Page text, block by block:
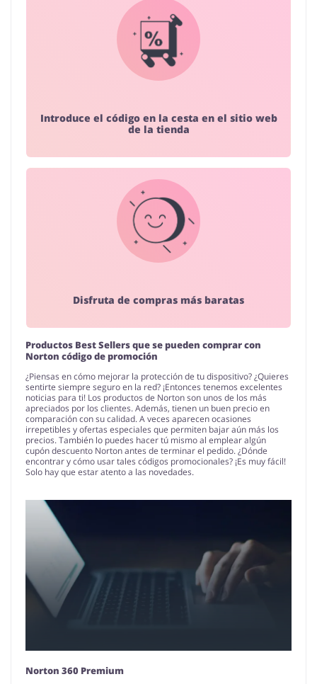
Introduce el código en la cesta en el sitio web
de la tienda
Disfruta de compras más baratas
Productos Best Sellers que se pueden comprar con
Norton código de promoción
¿Piensas en cómo mejorar la protección de tu dispositivo? ¿Quieres
sentirte siempre seguro en la red? ¡Entonces tenemos excelentes
noticias para ti! Los productos de Norton son unos de los más
apreciados por los clientes. Además, tienen un buen precio en
comparación con su calidad. A veces aparecen ocasiones
irrepetibles y ofertas especiales que permiten bajar aún más los
precios. También lo puedes hacer tú mismo al emplear algún
cupón descuento Norton antes de terminar el pedido. ¿Dónde
encontrar y cómo usar tales códigos promocionales? ¡Es muy fácil!
Solo hay que estar atento a las novedades.
Norton 360 Premium